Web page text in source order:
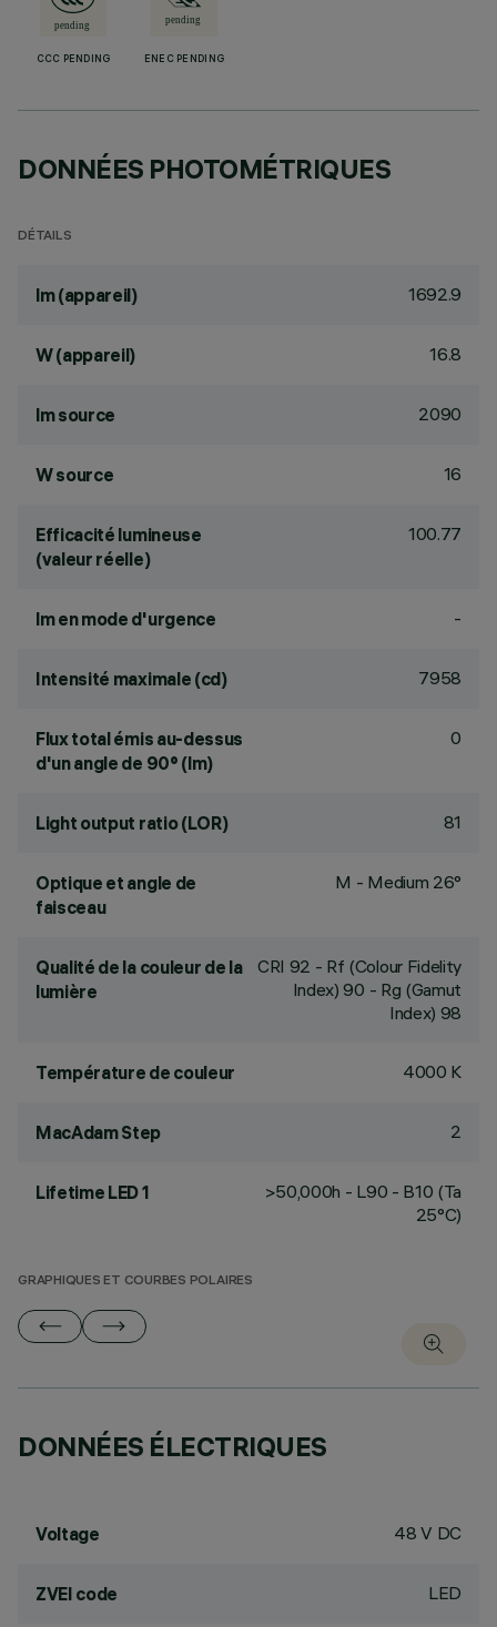
CCC PENDING ENEC PENDING
DONNÉES PHOTOMÉTRIQUES
DÉTAILS
lm (appareil) 1692.9
W (appareil) 16.8
lm source 2090
W source 16
Efficacité lumineuse
(valeur réelle)
100.77
lm en mode d'urgence -
Intensité maximale (cd) 7958
Flux total émis au-dessus
d'un angle de 90° (lm)
0
Light output ratio (LOR) 81
Optique et angle de
faisceau
M - Medium 26°
Qualité de la couleur de la
lumière
CRI 92 - Rf (Colour Fidelity
Index) 90 - Rg (Gamut
Index) 98
Température de couleur 4000 K
MacAdam Step 2
Lifetime LED 1
>50,000h - L90 - B10 (Ta
25°C)
GRAPHIQUES ET COURBES POLAIRES
DONNÉES ÉLECTRIQUES
Voltage 48 V DC
ZVEI code LED